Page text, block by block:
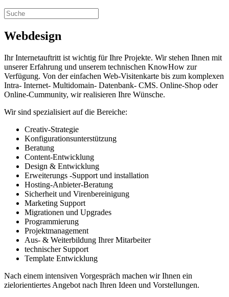
Webdesign
Ihr Internetauftritt ist wichtig für Ihre Projekte. Wir stehen Ihnen mit
unserer Erfahrung und unserem technischen KnowHow zur
Verfügung. Von der einfachen Web-Visitenkarte bis zum komplexen
Intra- Internet- Multidomain- Datenbank- CMS. Online-Shop oder
Online-Cummunity, wir realisieren Ihre Wünsche.
Wir sind spezialisiert auf die Bereiche:
Creativ-Strategie
Konfigurationsunterstützung
Beratung
Content-Entwicklung
Design & Entwicklung
Erweiterungs -Support und installation
Hosting-Anbieter-Beratung
Sicherheit und Virenbereinigung
Marketing Support
Migrationen und Upgrades
Programmierung
Projektmanagement
Aus- & Weiterbildung Ihrer Mitarbeiter
technischer Support
Template Entwicklung
Nach einem intensiven Vorgespräch machen wir Ihnen ein
zielorientiertes Angebot nach Ihren Ideen und Vorstellungen.